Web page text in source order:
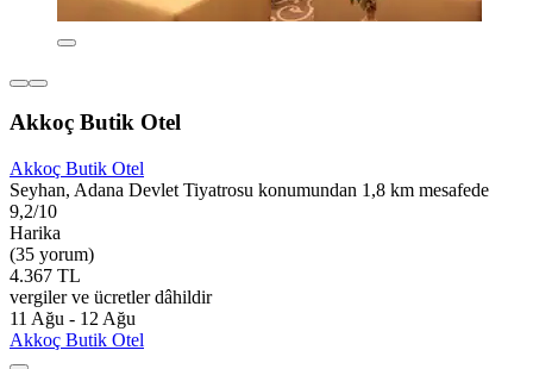
Akkoç Butik Otel
Akkoç Butik Otel
Seyhan, Adana Devlet Tiyatrosu konumundan 1,8 km mesafede
9,2/10
Harika
(35 yorum)
4.367 TL
vergiler ve ücretler dâhildir
11 Ağu - 12 Ağu
Akkoç Butik Otel